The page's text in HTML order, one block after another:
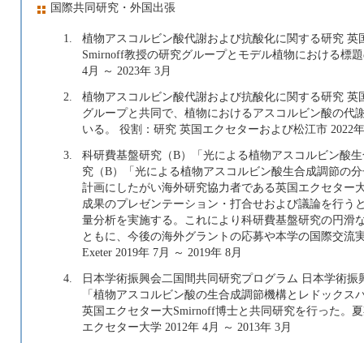
国際共同研究・外国出張
1.
植物アスコルビン酸代謝および抗酸化に関する研究
Smirnoff教授の研究グループとモデル植物における標
4月 ～ 2023年 3月
2.
植物アスコルビン酸代謝および抗酸化に関する研究
グループと共同で、植物におけるアスコルビン酸の代
いる。 役割：研究 英国エクセターおよび松江市 2022
3.
科研費基盤研究（B）「光による植物アスコルビン酸
究（B）「光による植物アスコルビン酸生合成調節の
計画にしたがい海外研究協力者である英国エクセター
成果のプレゼンテーション・打合せおよび議論を行う
量分析を実施する。これにより科研費基盤研究の円滑
ともに、今後の海外グラントの応募や本学の国際交流
Exeter 2019年 7月 ～ 2019年 8月
4.
日本学術振興会二国間共同研究プログラム 日本学術
「植物アスコルビン酸の生合成調節機構とレドック
英国エクセター大Smirnoff博士と共同研究を行った。
エクセター大学 2012年 4月 ～ 2013年 3月